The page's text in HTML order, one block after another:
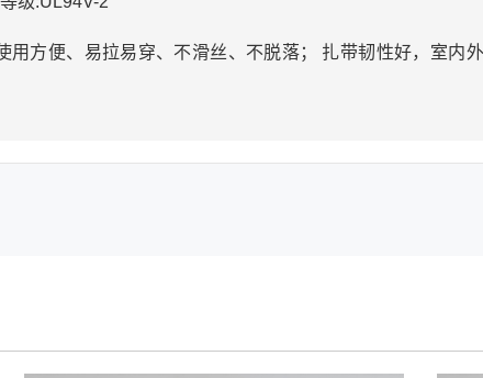
用方便、易拉易穿、不滑丝、不脱落； 扎带韧性好，室内